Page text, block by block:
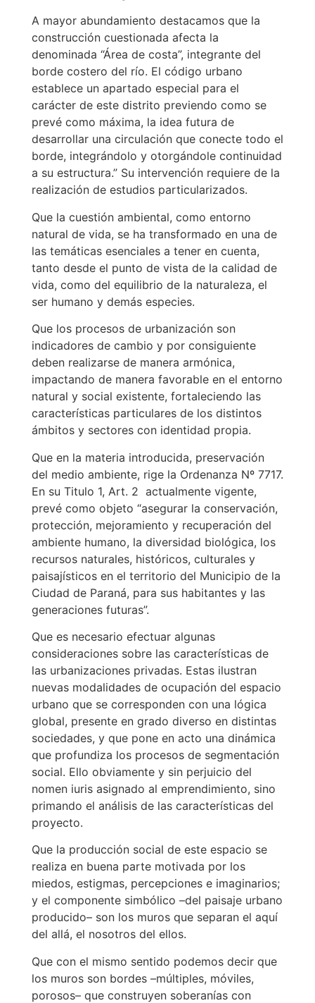
A mayor abundamiento destacamos que la
construcción cuestionada afecta la
denominada “Área de costa”, integrante del
borde costero del río. El código urbano
establece un apartado especial para el
carácter de este distrito previendo como se
prevé como máxima, la idea futura de
desarrollar una circulación que conecte todo el
borde, integrándolo y otorgándole continuidad
a su estructura.” Su intervención requiere de la
realización de estudios particularizados.
Que la cuestión ambiental, como entorno
natural de vida, se ha transformado en una de
las temáticas esenciales a tener en cuenta,
tanto desde el punto de vista de la calidad de
vida, como del equilibrio de la naturaleza, el
ser humano y demás especies.
Que los procesos de urbanización son
indicadores de cambio y por consiguiente
deben realizarse de manera armónica,
impactando de manera favorable en el entorno
natural y social existente, fortaleciendo las
características particulares de los distintos
ámbitos y sectores con identidad propia.
Que en la materia introducida, preservación
del medio ambiente, rige la Ordenanza Nº 7717.
En su Titulo 1, Art. 2 actualmente vigente,
prevé como objeto “asegurar la conservación,
protección, mejoramiento y recuperación del
ambiente humano, la diversidad biológica, los
recursos naturales, históricos, culturales y
paisajísticos en el territorio del Municipio de la
Ciudad de Paraná, para sus habitantes y las
generaciones futuras”.
Que es necesario efectuar algunas
consideraciones sobre las características de
las urbanizaciones privadas. Estas ilustran
nuevas modalidades de ocupación del espacio
urbano que se corresponden con una lógica
global, presente en grado diverso en distintas
sociedades, y que pone en acto una dinámica
que profundiza los procesos de segmentación
social. Ello obviamente y sin perjuicio del
nomen iuris asignado al emprendimiento, sino
primando el análisis de las características del
proyecto.
Que la producción social de este espacio se
realiza en buena parte motivada por los
miedos, estigmas, percepciones e imaginarios;
y el componente simbólico –del paisaje urbano
producido– son los muros que separan el aquí
del allá, el nosotros del ellos.
Que con el mismo sentido podemos decir que
los muros son bordes –múltiples, móviles,
porosos– que construyen soberanías con